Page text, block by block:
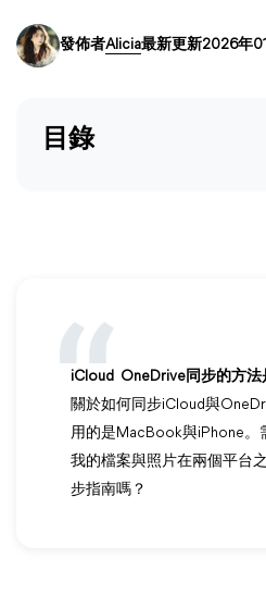
發佈者Alicia最新更新2026年
目錄
iCloud OneDrive同步的方法
關於如何同步iCloud與
用的是MacBook與iPhone。
我的檔案與照片在兩個平台
步指南嗎？